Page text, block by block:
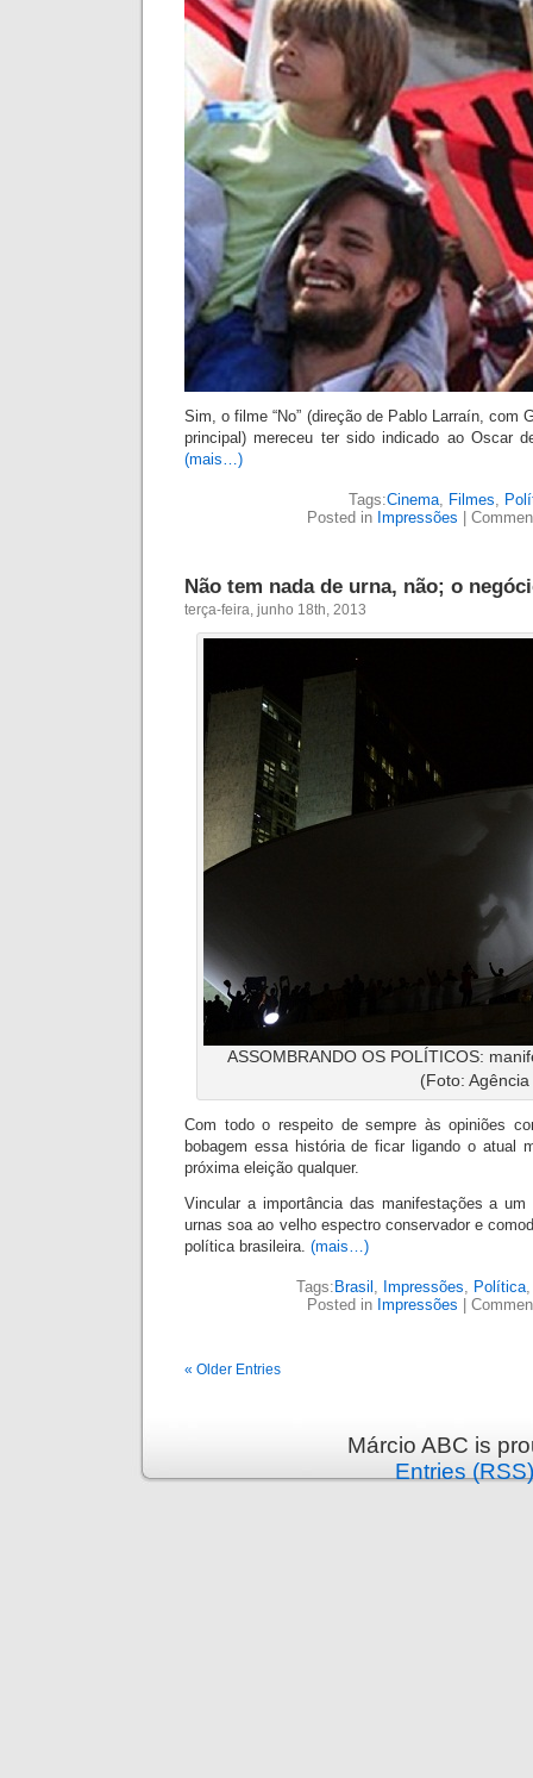
Sim, o filme “No” (direção de Pablo Larraín, com
principal) mereceu ter sido indicado ao Oscar
(mais…)
Tags:Cinema, Filmes,
Posted in Impressões
Não tem nada de urna, não; o
terça-feira, junho 18th, 2013
ASSOMBRANDO OS POLÍTICOS:
(Foto:
Com todo o respeito de sempre às opiniões
bobagem essa história de ficar ligando o atual
próxima eleição qualquer.
Vincular a importância das manifestações a um
urnas soa ao velho espectro conservador e
política brasileira. (mais…)
Tags: Brasil , Impressões, Política
Posted in Impressões
« Older Entries
Márcio ABC is
Entries (RSS)